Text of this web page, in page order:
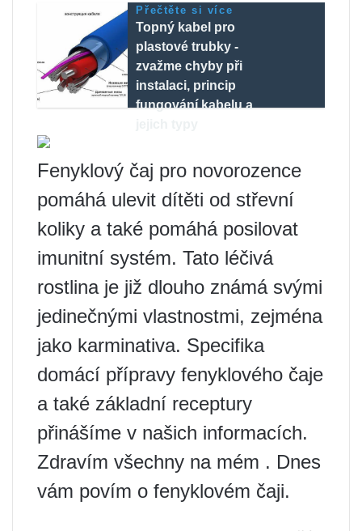
Přečtěte si více
Topný kabel pro
plastové trubky -
zvažme chyby při
instalaci, princip
fungování kabelu a
Fenyklový čaj pro novorozence
pomáhá ulevit dítěti od střevní
koliky a také pomáhá posilovat
imunitní systém. Tato léčivá
rostlina je již dlouho známá svými
jedinečnými vlastnostmi, zejména
jako karminativa. Specifika
domácí přípravy fenyklového čaje
a také základní receptury
přinášíme v našich informacích.
Zdravím všechny na mém . Dnes
vám povím o fenyklovém čaji.